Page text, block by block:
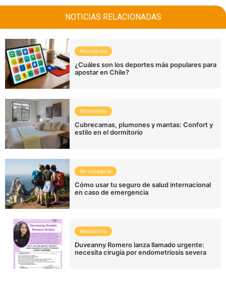
NOTICIAS RELACIONADAS
Misceláneo
¿Cuáles son los deportes más populares para
apostar en Chile?
Misceláneo
Cubrecamas, plumones y mantas: Confort y
estilo en el dormitorio
Sin categoría
Cómo usar tu seguro de salud internacional
en caso de emergencia
Misceláneo
Duveanny Romero lanza llamado urgente:
necesita cirugía por endometriosis severa